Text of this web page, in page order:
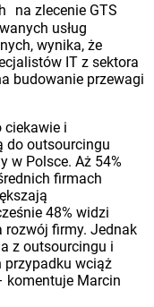
na zlecenie GTS
usług
wynika, że
IT z sektora
budowanie przewagi
ciekawie i
do outsourcingu
w Polsce. Aż 54%
firmach
48% widzi
rozwój firmy. Jednak
z outsourcingu i
przypadku wciąż
komentuje Marcin